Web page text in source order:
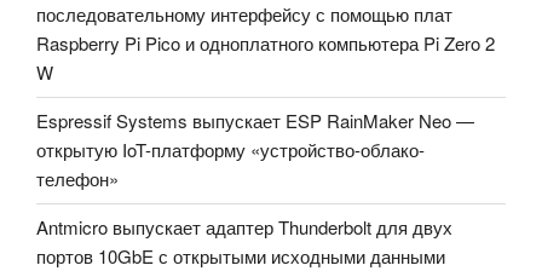
последовательному интерфейсу с помощью плат
Raspberry Pi Pico и одноплатного компьютера Pi Zero 2
W
Espressif Systems выпускает ESP RainMaker Neo —
открытую IoT-платформу «устройство-облако-
телефон»
Antmicro выпускает адаптер Thunderbolt для двух
портов 10GbE с открытыми исходными данными